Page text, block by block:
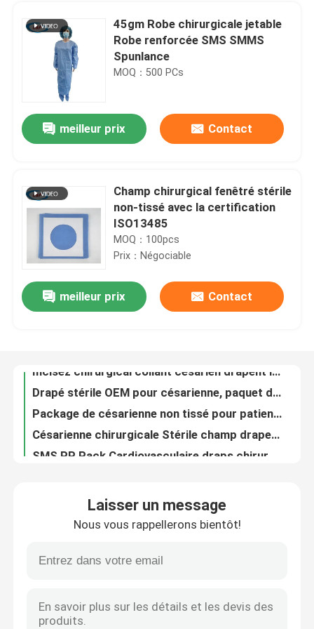
À la maison
Produits
Vidéos
À propos de nous
Nous contacter
Les affaires
45gm Robe chirurgicale jetable
Robe renforcée SMS SMMS
Spunlance
MOQ：500 PCs
meilleur prix Contact
Champ chirurgical fenêtré stérile
non-tissé avec la certification
ISO13485
MOQ：100pcs
Prix：Négociable
meilleur prix Contact
Laisser un message
Nous vous rappellerons bientôt!